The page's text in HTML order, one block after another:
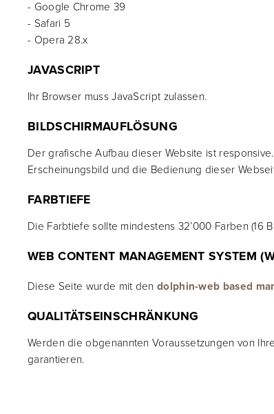
- Google Chrome 39
- Safari 5
- Opera 28.x
JAVASCRIPT
Ihr Browser muss JavaScript zulassen.
BILDSCHIRMAUFLÖSUNG
Der grafische Aufbau dieser Website ist
Erscheinungsbild und die Bedienung dieser
FARBTIEFE
Die Farbtiefe sollte mindestens 32’000 Farben (16
WEB CONTENT MANAGEMENT SYSTEM
Diese Seite wurde mit den dolphin-web based
QUALITÄTSEINSCHRÄNKUNG
Werden die obgenannten Voraussetzungen von
garantieren.